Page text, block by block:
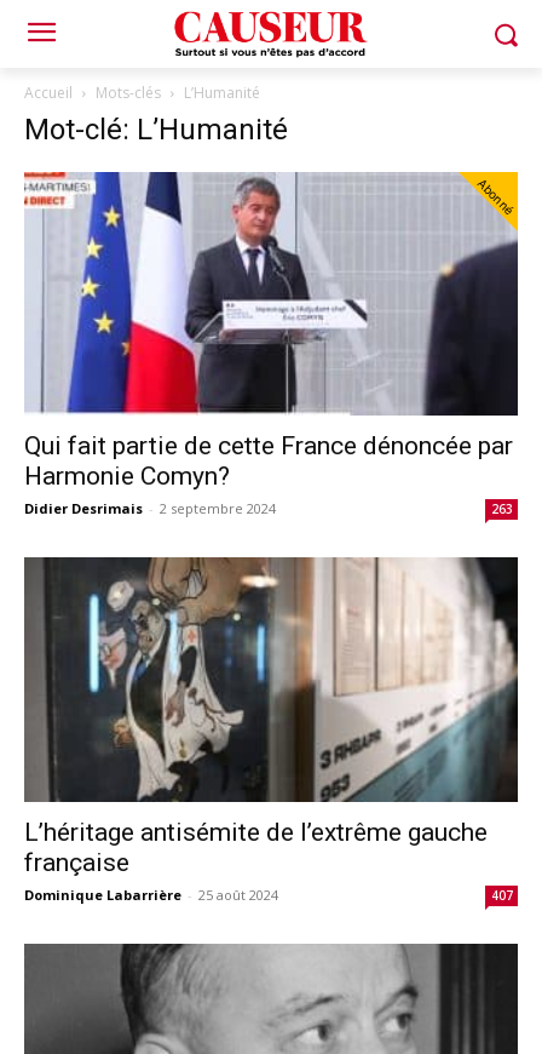
Accueil Mots-clés L’Humanité
Mot-clé: L’Humanité
Abonné
Qui fait partie de cette France dénoncée par
Harmonie Comyn?
Didier Desrimais - 2 septembre 2024 263
L’héritage antisémite de l’extrême gauche
française
Dominique Labarrière - 25 août 2024 407